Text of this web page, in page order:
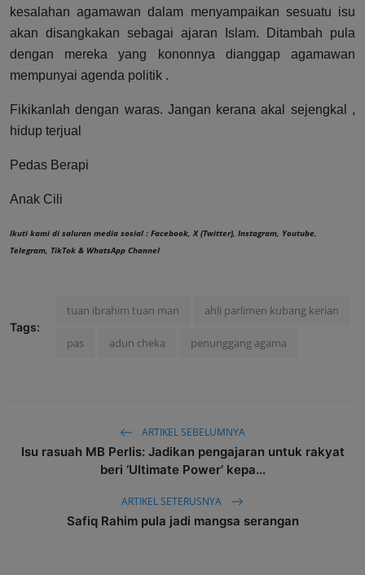
kesalahan agamawan dalam menyampaikan sesuatu isu
akan disangkakan sebagai ajaran Islam. Ditambah pula
dengan mereka yang kononnya dianggap agamawan
mempunyai agenda politik .
Fikikanlah dengan waras. Jangan kerana akal sejengkal ,
hidup terjual
Pedas Berapi
Anak Cili
Ikuti kami di saluran media sosial : Facebook,X (Twitter), Instagram, Youtube,
Telegram, TikTok & WhatsApp Channel
Tags:
tuan ibrahim tuan man ahli parlimen kubang kerian
pas adun cheka penunggang agama
ARTIKEL SEBELUMNYA
Isu rasuah MB Perlis: Jadikan pengajaran untuk rakyat
beri ‘Ultimate Power’ kepa...
ARTIKEL SETERUSNYA
Safiq Rahim pula jadi mangsa serangan